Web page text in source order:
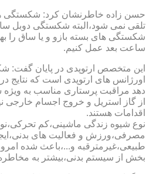
حسن زاده خاطرنشان کرد: شکستگی
تلقی نمی شود،البته شکستگی دوبل
ساعت بعد عمل کنیم.
این متخصص ارتوپدی در پایان گفت:
اورژانس های ارتوپدی است که نتایج
دهد مراقبت پرستاری مناسب به
از گاز استریل و خروج اجسام خارجی
اقدامات هستند.
نوع شیوه زندگی ماشینی،کم
مصرفی،ورزش و فعالیت های
طبیعی،غیرمترقبه و...،باعث شده
بخش از سیستم بدنی،بیشتر به مخاطره